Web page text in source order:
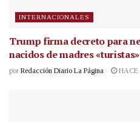
INTERNACIONALES
Trump firma decreto para
nacidos de madres «turistas»
por Redacción Diario La Página HACE